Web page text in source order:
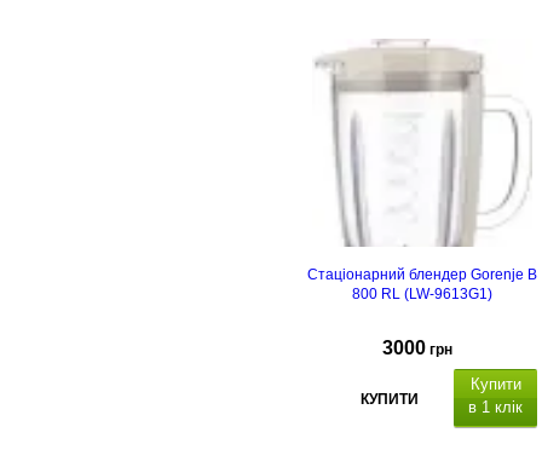
Стаціонарний блендер Gorenje B
800 RL (LW-9613G1)
3000 грн
КУПИТИ
Купити
в 1 клік